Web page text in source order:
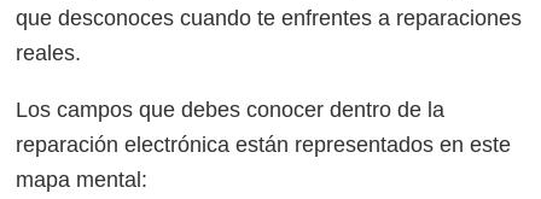
que desconoces cuando te enfrentes a reparaciones
reales.
Los campos que debes conocer dentro de la
reparación electrónica están representados en este
mapa mental: